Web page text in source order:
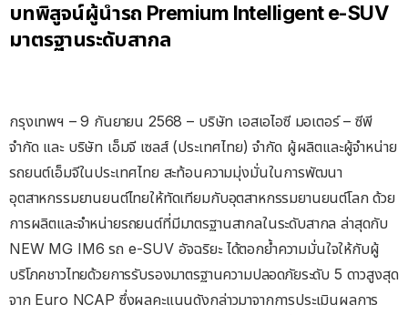
บทพิสูจน์ผู้นำรถ Premium Intelligent e-SUV
มาตรฐานระดับสากล
กรุงเทพฯ – 9 กันยายน 2568 – บริษัท เอสเอไอซี มอเตอร์ – ซีพี
จำกัด และ บริษัท เอ็มจี เซลส์ (ประเทศไทย) จำกัด ผู้ผลิตและผู้จำหน่าย
รถยนต์เอ็มจีในประเทศไทย สะท้อนความมุ่งมั่นในการพัฒนา
อุตสาหกรรมยานยนต์ไทยให้ทัดเทียมกับอุตสาหกรรมยานยนต์โลก ด้วย
การผลิตและจำหน่ายรถยนต์ที่มีมาตรฐานสากลในระดับสากล ล่าสุดกับ
NEW MG IM6 รถ e-SUV อัจฉริยะ ได้ตอกย้ำความมั่นใจให้กับผู้
บริโภคชาวไทยด้วยการรับรองมาตรฐานความปลอดภัยระดับ 5 ดาวสูงสุด
จาก Euro NCAP ซึ่งผลคะแนนดังกล่าวมาจากการประเมินผลการ